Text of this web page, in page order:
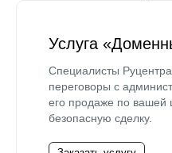
Услуга
Специалисты
переговоры с
его продаже по вашей
безопасную сделку.